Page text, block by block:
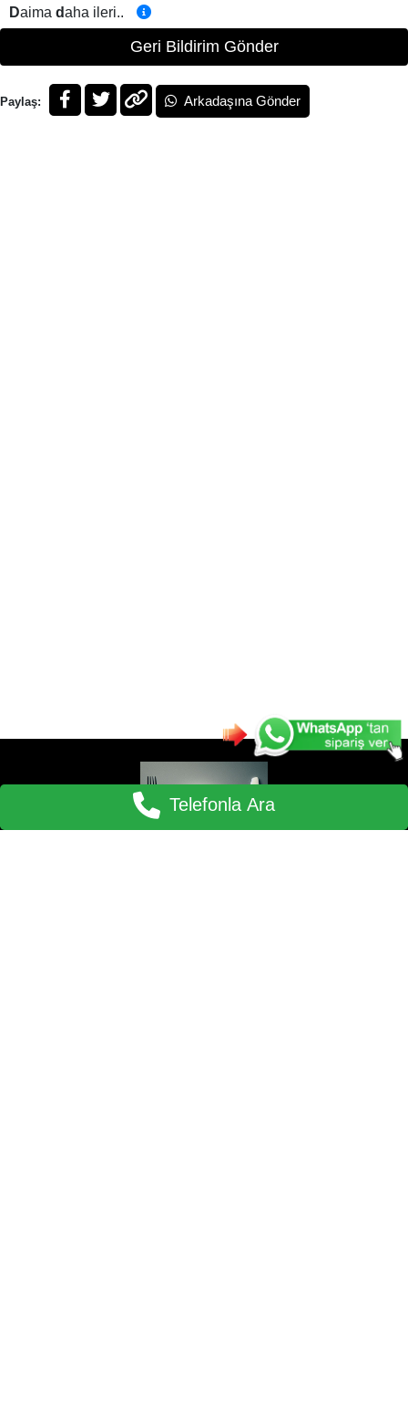
Daima daha ileri..
Geri Bildirim Gönder
Paylaş: Arkadaşına Gönder
Telefonla Ara